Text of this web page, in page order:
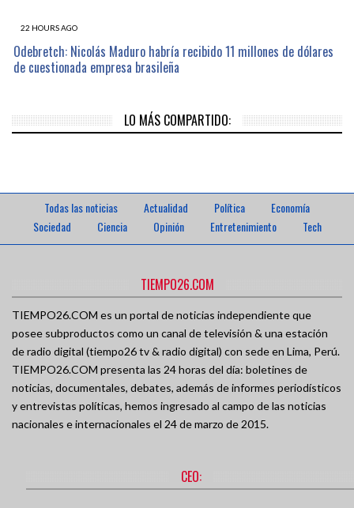
22 HOURS AGO
Odebretch: Nicolás Maduro habría recibido 11 millones de dólares
de cuestionada empresa brasileña
LO MÁS COMPARTIDO:
Todas las noticias Actualidad Política
Economía
Sociedad
Ciencia Opinión Entretenimiento Tech
TIEMPO26.COM
TIEMPO26.COM es un portal de noticias independiente que
posee subproductos como un canal de televisión & una estación
de radio digital (tiempo26 tv & radio digital) con sede en Lima, Perú.
TIEMPO26.COM presenta las 24 horas del día: boletines de
noticias, documentales, debates, además de informes periodísticos
y entrevistas políticas, hemos ingresado al campo de las noticias
nacionales e internacionales el 24 de marzo de 2015.
CEO: